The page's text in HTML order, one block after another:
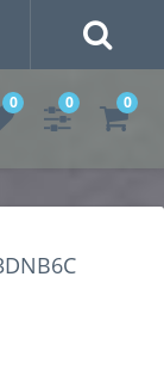
0 0 0